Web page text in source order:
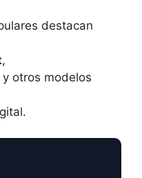
destacan
,
y otros modelos